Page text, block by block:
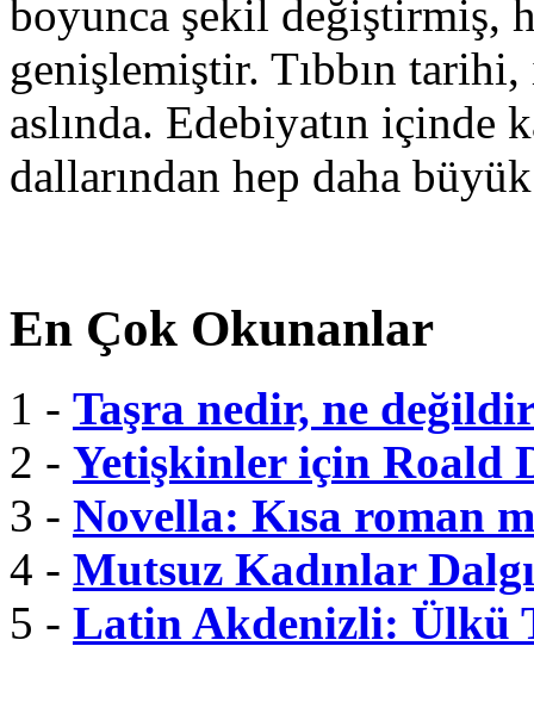
boyunca şekil değiştirmiş,
genişlemiştir. Tıbbın
aslında. Edebiyatın içinde
dallarından hep daha
En Çok Okunanlar
1 - Taşra nedir, ne
2 - Yetişkinler için Roald
3 - Novella: Kısa roman
4 - Mutsuz Kadınlar
5 - Latin Akdenizli: Ülkü